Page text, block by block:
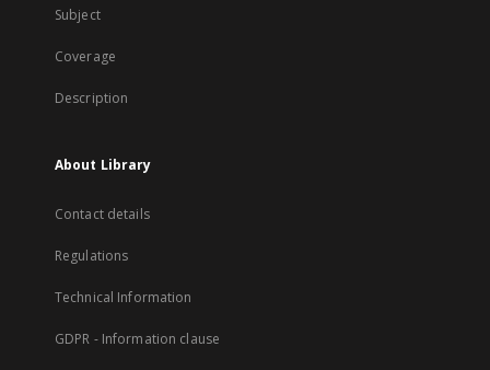
Subject
Coverage
Description
About Library
Contact details
Regulations
Technical Information
GDPR - Information clause